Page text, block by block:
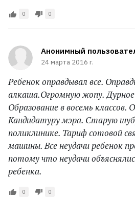
0 0
Анонимный
24 марта 2016 г.
Ребенок оправдывал все.
алкаша.Огромную жопу.
Образование в восемь классов.
Кандидатуру мэра. Старую
поликлинике. Тариф сотовой
машины. Все неудачи ребенок
потому что неудачи
ребенка.
0 0